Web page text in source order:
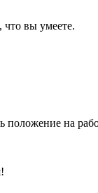
что вы умеете.
положение на